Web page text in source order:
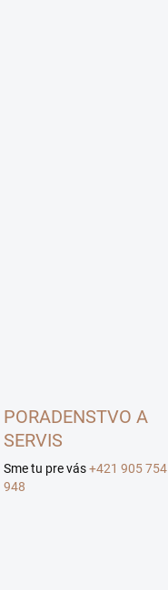
PORADENSTVO A
SERVIS
Sme tu pre vás+421 905 754
948